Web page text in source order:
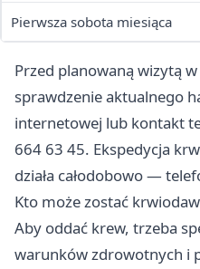
Pierwsza sobota miesiąca
Przed planowaną wizytą
sprawdzenie aktualnego
internetowej lub kontakt
664 63 45. Ekspedycja
działa całodobowo —
Kto może zostać
Aby oddać krew, trzeba
warunków zdrowotnych i